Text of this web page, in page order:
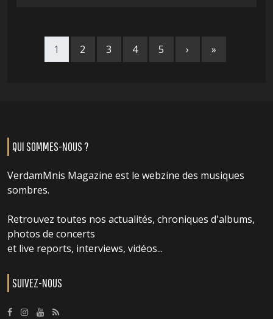
1 2 3 4 5 › »
QUI SOMMES-NOUS ?
VerdamMnis Magazine est le webzine des musiques
sombres.
Retrouvez toutes nos actualités, chroniques d'albums,
photos de concerts
et live reports, interviews, vidéos...
SUIVEZ-NOUS